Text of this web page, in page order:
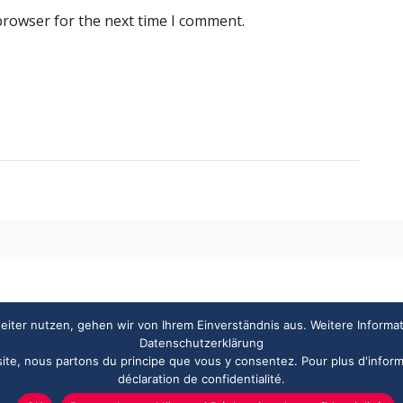
for the next time I comment.
nutzen, gehen wir von Ihrem Einverständnis aus. Weitere
Datenschutzerklärung
nous partons du principe que vous y consentez. Pour plus
déclaration de confidentialité.